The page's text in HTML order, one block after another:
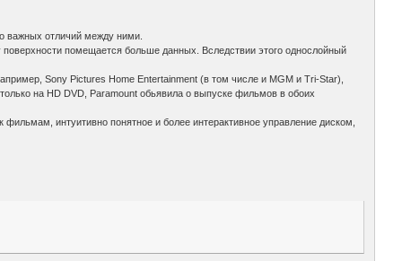
важных отличий между ними.
помещается больше данных. Вследствии этого однослойный
Sony Pictures Home Entertainment (в том числе и MGM и Tri-Star),
на HD DVD, Paramount обьявила о выпуске фильмов в обоих
интуитивно понятное и более интерактивное управление диском,